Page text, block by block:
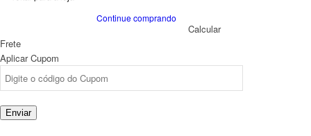
Continue comprando
Calcular
Frete
Aplicar Cupom
Enviar